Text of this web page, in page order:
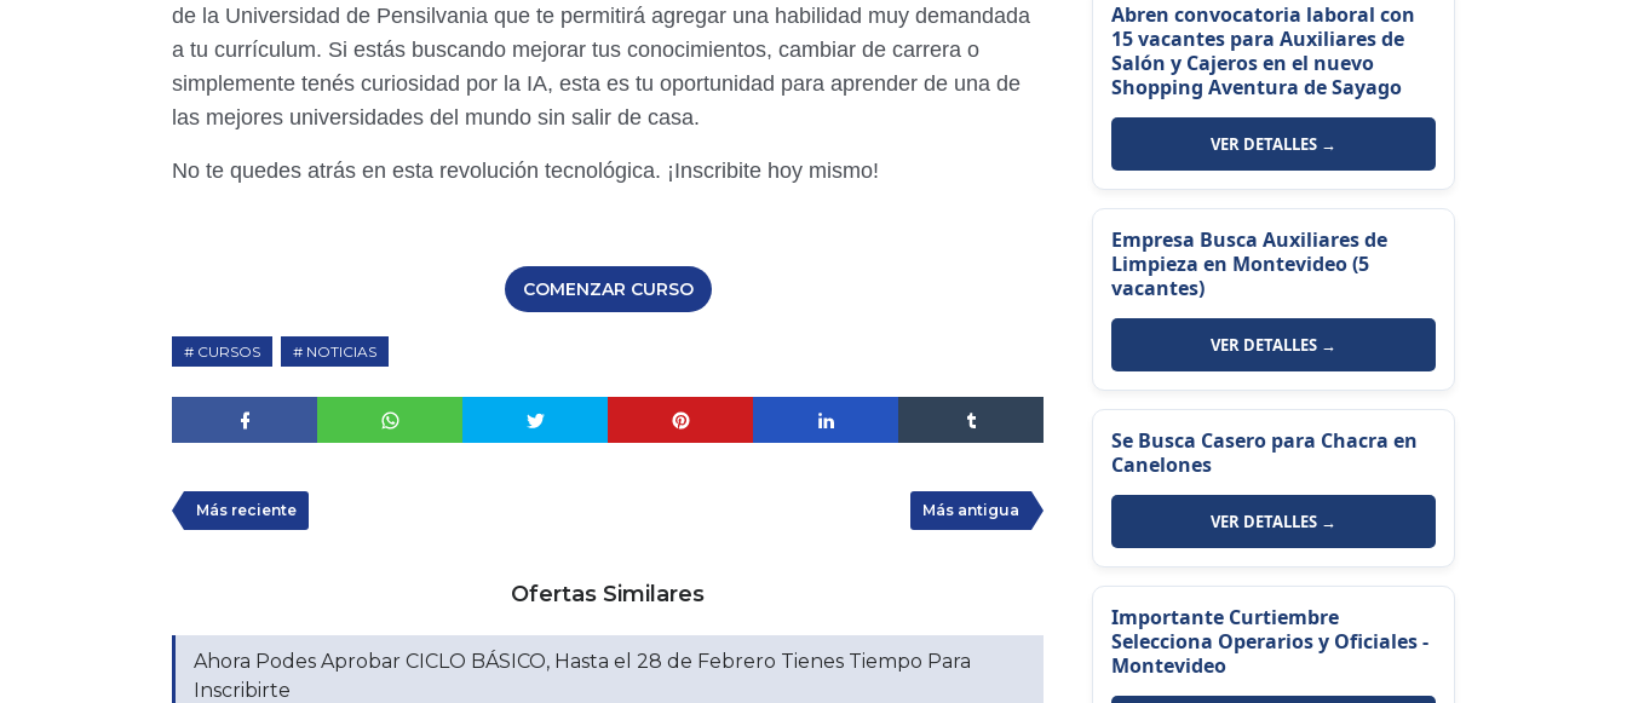
de la Universidad de Pensilvania que te permitirá agregar una habilidad muy demandada
a tu currículum. Si estás buscando mejorar tus conocimientos, cambiar de carrera o
simplemente tenés curiosidad por la IA, esta es tu oportunidad para aprender de una de
las mejores universidades del mundo sin salir de casa.
No te quedes atrás en esta revolución tecnológica. ¡Inscribite hoy mismo!
COMENZAR CURSO
CURSOS NOTICIAS
Más reciente Más antigua
Ofertas Similares
Ahora Podes Aprobar CICLO BÁSICO, Hasta el 28 de Febrero Tienes Tiempo Para
Inscribirte
Abren convocatoria laboral con
15 vacantes para Auxiliares de
Salón y Cajeros en el nuevo
Shopping Aventura de Sayago
VER DETALLES →
Empresa Busca Auxiliares de
Limpieza en Montevideo (5
vacantes)
VER DETALLES →
Se Busca Casero para Chacra en
Canelones
VER DETALLES →
Importante Curtiembre
Selecciona Operarios y Oficiales -
Montevideo